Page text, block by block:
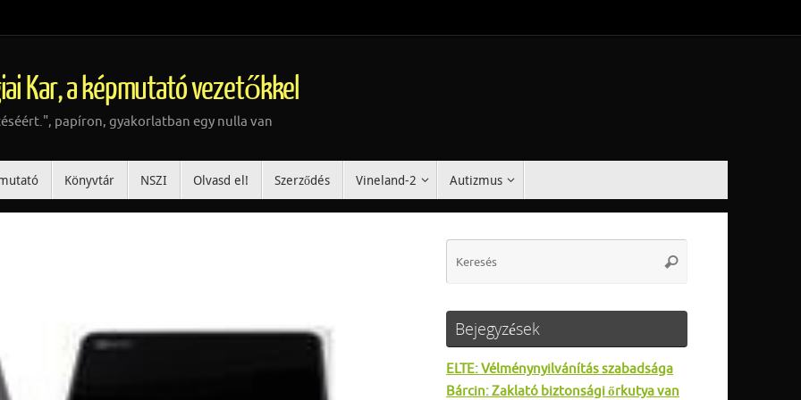
Kar, a képmutató vezetőkkel
papíron, gyakorlatban egy nulla van
Könyvtár NSZI Olvasd el! Szerződés Vineland-2 Autizmus
Keresés
Bejegyzések
ELTE: Vélménynyilvánítás szabadsága
Bárcin: Zaklató biztonsági őrkutya van